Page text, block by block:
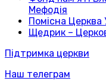
Мефодія
Помісна Церква
Щедрик –
Підтримка церкви
Наш телеграм